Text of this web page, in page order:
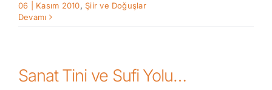
06 | Kasım 2010, Şiir ve Doğuşlar
Devamı
Sanat Tini ve Sufi Yolu…